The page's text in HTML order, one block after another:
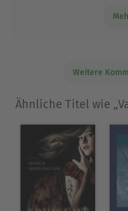
Gänge. Hab auch
Weitere
Ähnliche Titel wie